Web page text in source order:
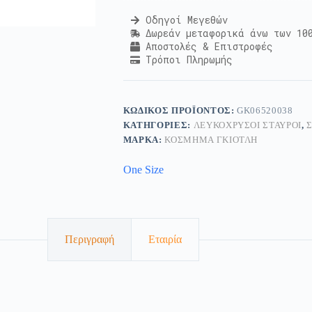
Οδηγοί Μεγεθών
Δωρεάν μεταφορικά άνω των
Αποστολές & Επιστροφές
Τρόποι Πληρωμής
ΚΩΔΙΚΌΣ ΠΡΟΪΌΝΤΟΣ:GK06520038
ΚΑΤΗΓΟΡΊΕΣ: ΛΕΥΚΌΧΡΥΣΟΙ ΣΤΑΥΡΟΊ,
ΜΆΡΚΑ:ΚΟΣΜΗΜΑ ΓΚΙΟΤΛΗ
One Size
Περιγραφή Εταιρία